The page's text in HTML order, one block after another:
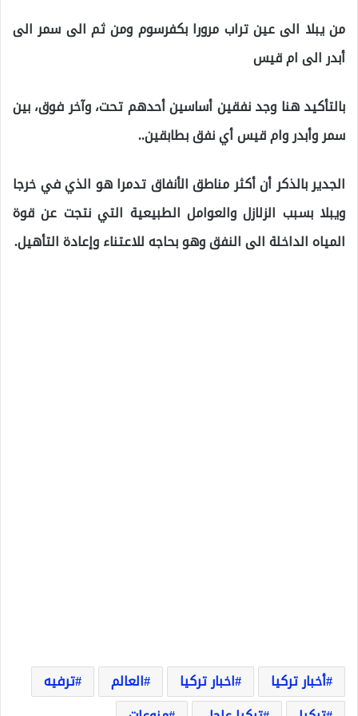
من يبلا الى عين تراب مرورا بكفرسوم ومن ثم الى سمر الى
أبدر الى ام قيس
بالتأكيد هنا وجد نفقين أساسين أحدهم تحت، وآخر فوق، بين
سمر وأبدر وام قيس أي نفق بطابقين..
الجدير بالذكر أن أكثر مناطق الأنفاق تدمرا هو الذي في خرجا
ويبلا بسبب الزلازل والعوامل الطبيعية التي نتجت عن قوة
المياه الداخلة الى النفق وهو بحاجه للاعتناء وإعادة التأهيل.
أخبار تركيا اخبار تركيا العالم
ترفيه